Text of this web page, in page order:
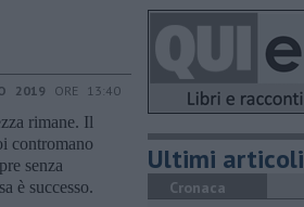
2019 ORE 13:40
rimane. Il
contromano
senza
è successo.
Ultimi articoli
Cronaca